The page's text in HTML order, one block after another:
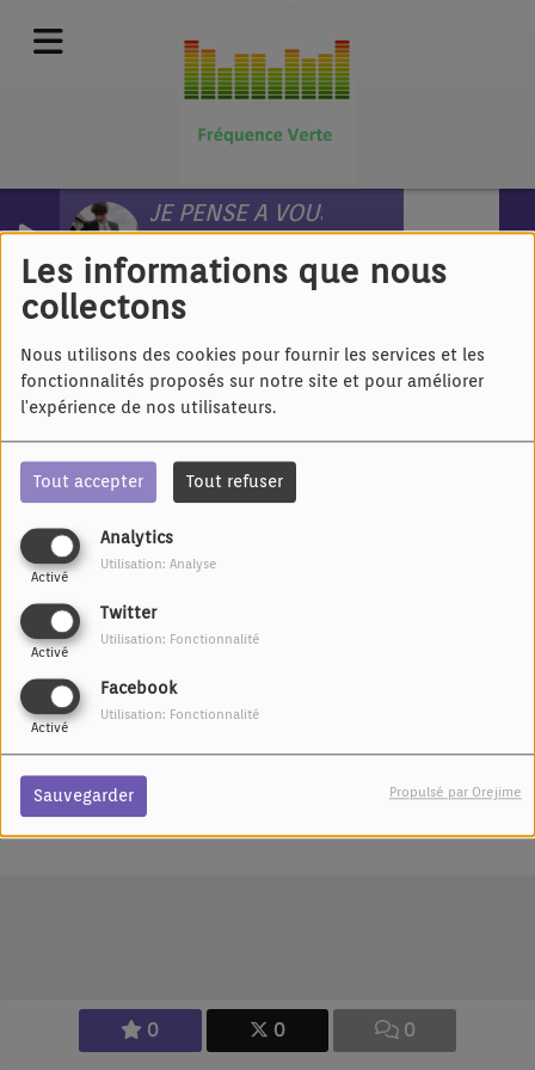
Les informations que nous
collectons
Nous utilisons des cookies pour fournir les services et les
fonctionnalités proposés sur notre site et pour améliorer
l'expérience de nos utilisateurs.
Tout accepter Tout refuser
Analytics
Activé
Utilisation: Analyse
Twitter
Activé
Utilisation: Fonctionnalité
Facebook
Activé
Utilisation: Fonctionnalité
Sauvegarder Propulsé par Orejime
JE PENSE A VOUS
Pierre de Maere
Téléphone
0 0 0
TEL : 03 67 68 5000
Laissez nous un message si besoin est. Vos messages
audio nous sont immédiatement transmis.
Commentaires(0)
SE CONNECTER